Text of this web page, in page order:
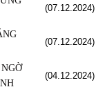
(07.12.2024)
(07.12.2024)
(04.12.2024)